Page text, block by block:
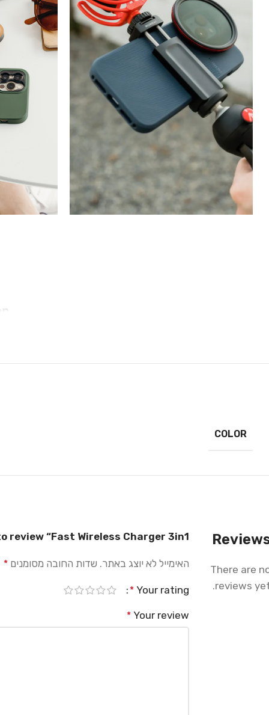
COLOR
There are
reviews
review “Fast Wireless Charger 3in1”
האימייל לא יוצג באתר. שדות החובה מסומנים *
Your rating
*
Your review
*